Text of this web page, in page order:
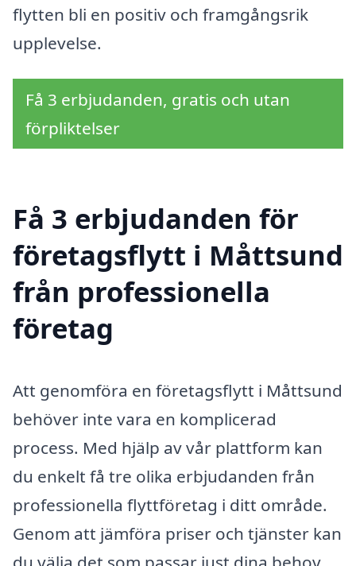
flytten bli en positiv och framgångsrik
upplevelse.
Få 3 erbjudanden, gratis och utan
förpliktelser
Få 3 erbjudanden för
företagsflytt i Måttsund
från professionella
företag
Att genomföra en företagsflytt i Måttsund
behöver inte vara en komplicerad
process. Med hjälp av vår plattform kan
du enkelt få tre olika erbjudanden från
professionella flyttföretag i ditt område.
Genom att jämföra priser och tjänster kan